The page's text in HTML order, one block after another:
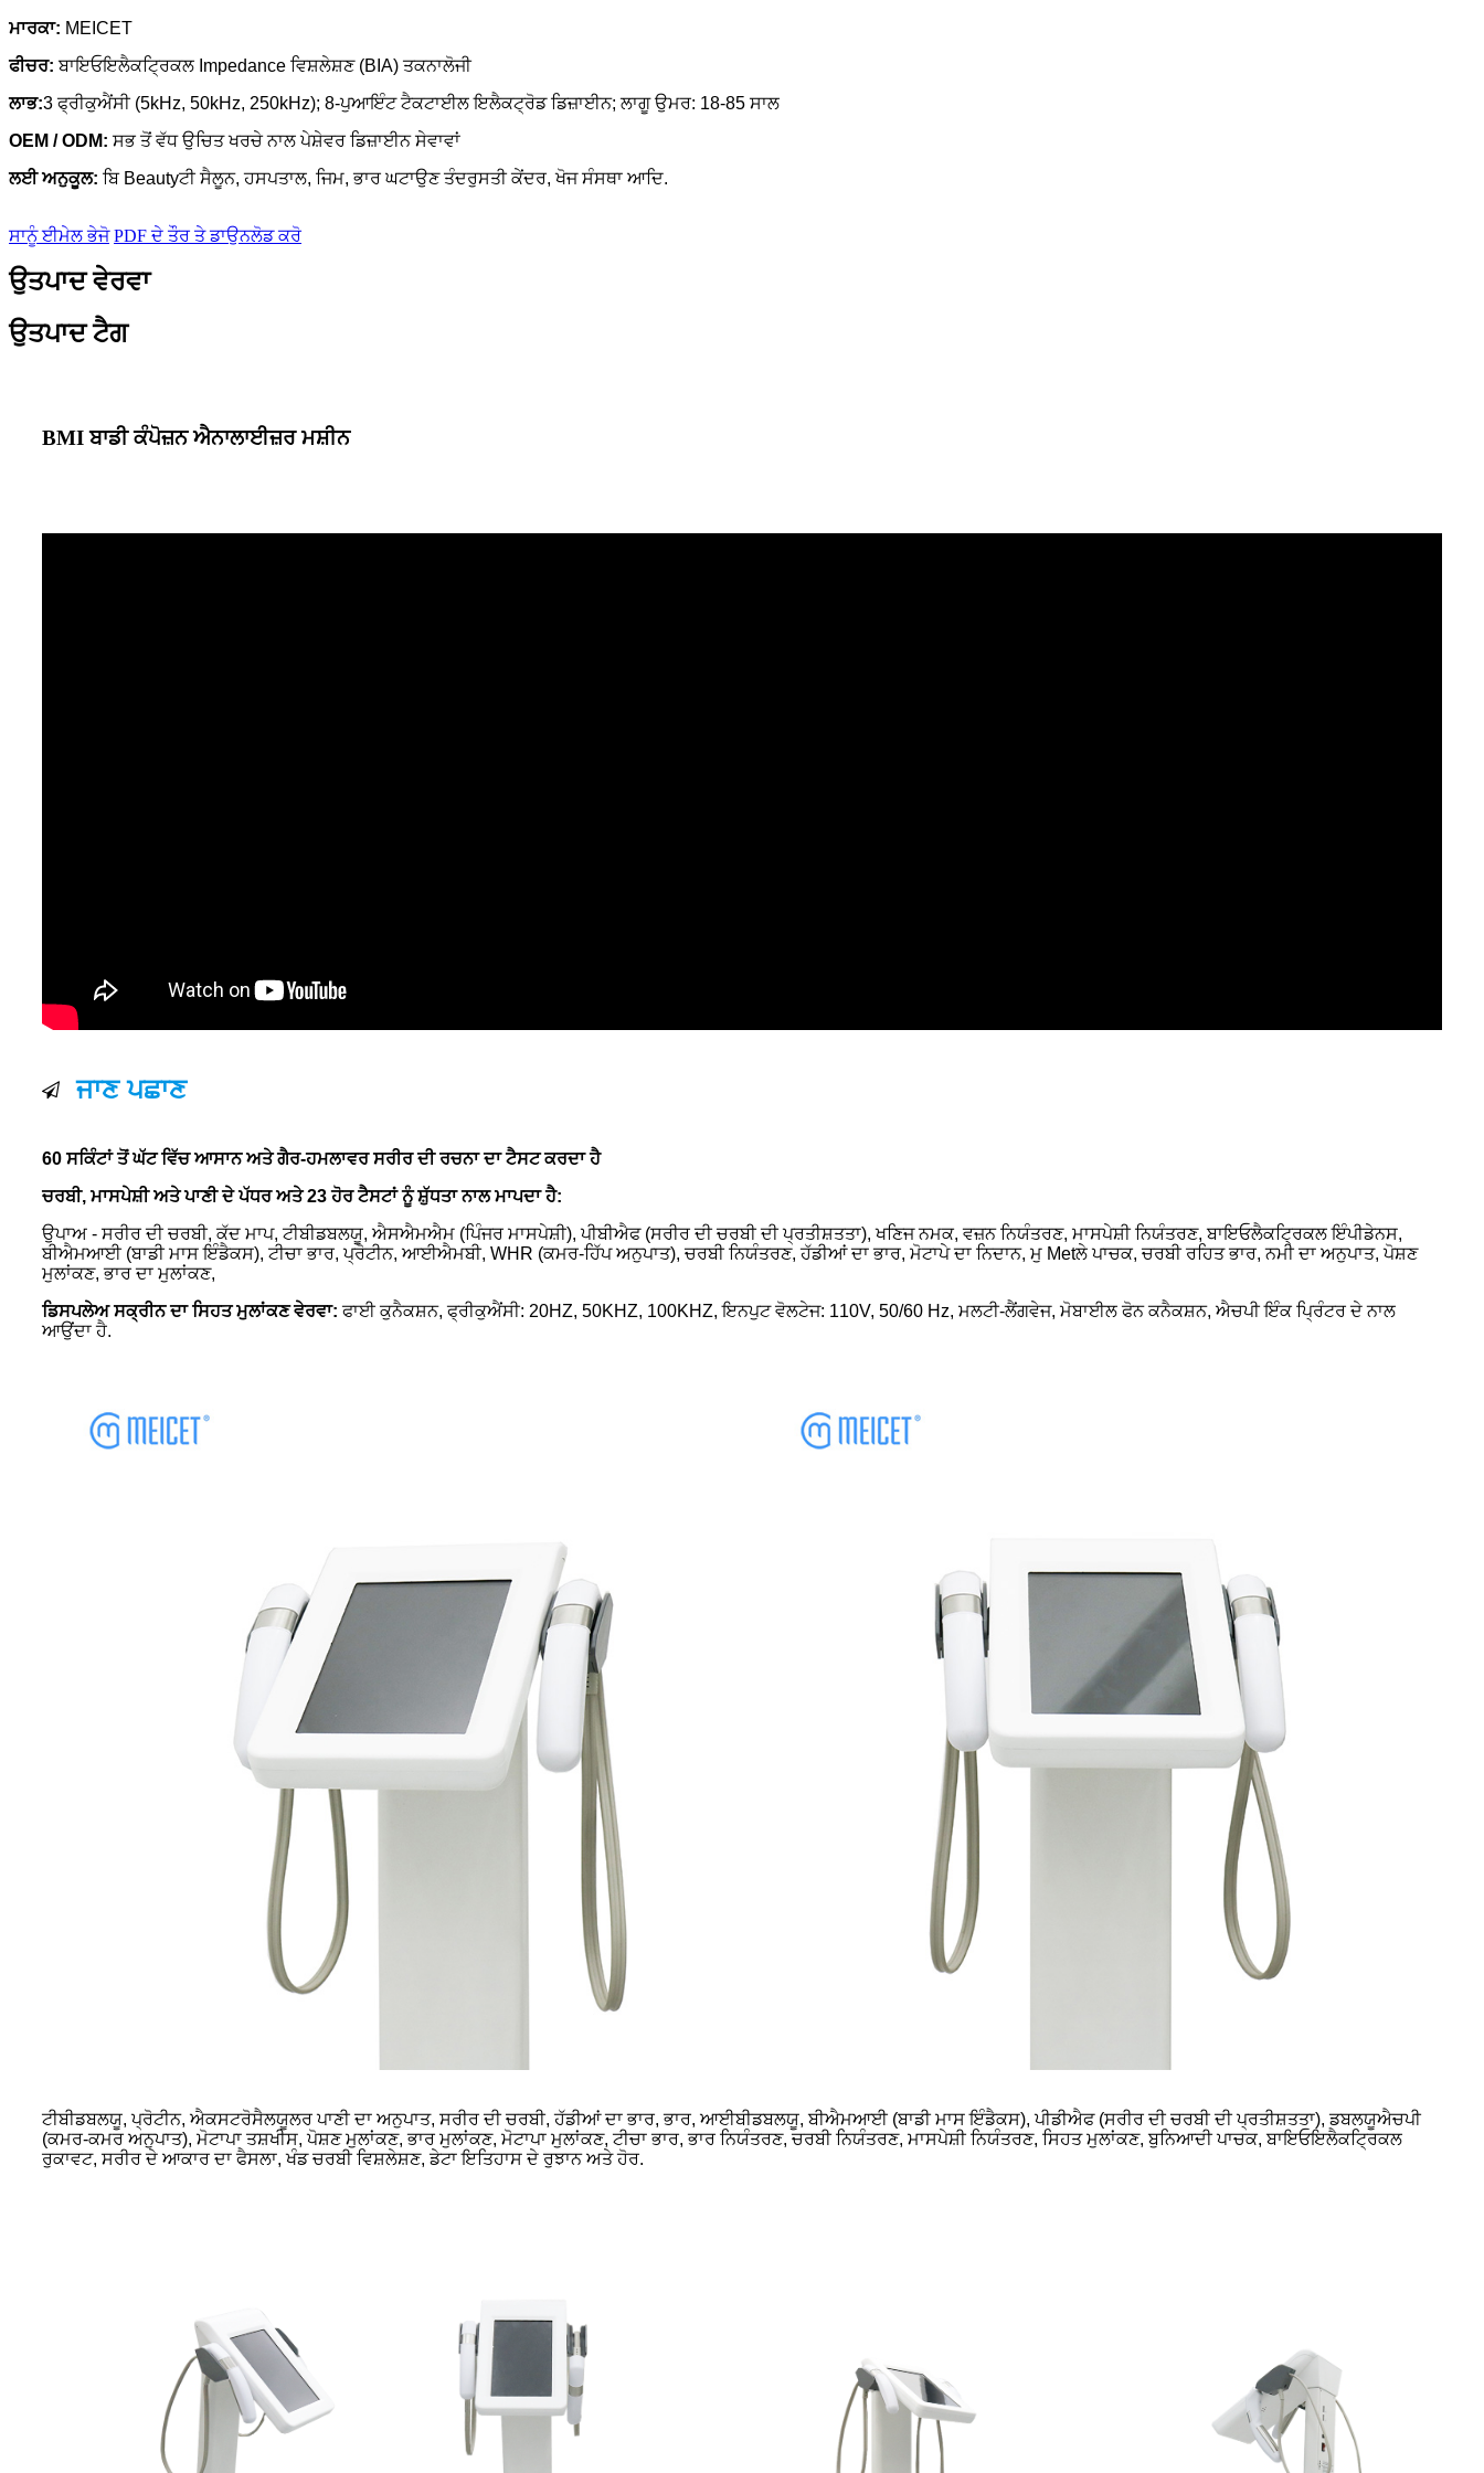
ਮਾਰਕਾ: MEICET
ਫੀਚਰ: ਬਾਇਓਇਲੈਕਟ੍ਰਿਕਲ Impedance ਵਿਸ਼ਲੇਸ਼ਣ (BIA) ਤਕਨਾਲੋਜੀ
ਲਾਭ:3 ਫ੍ਰੀਕੁਐਂਸੀ (5kHz, 50kHz, 250kHz); 8-ਪੁਆਇੰਟ ਟੈਕਟਾਈਲ ਇਲੈਕਟ੍ਰੋਡ ਡਿਜ਼ਾਈਨ; ਲਾਗੂ ਉਮਰ: 18-85 ਸਾਲ
OEM / ODM: ਸਭ ਤੋਂ ਵੱਧ ਉਚਿਤ ਖਰਚੇ ਨਾਲ ਪੇਸ਼ੇਵਰ ਡਿਜ਼ਾਈਨ ਸੇਵਾਵਾਂ
ਲਈ ਅਨੁਕੂਲ: ਬਿ Beautyਟੀ ਸੈਲੂਨ, ਹਸਪਤਾਲ, ਜਿਮ, ਭਾਰ ਘਟਾਉਣ ਤੰਦਰੁਸਤੀ ਕੇਂਦਰ, ਖੋਜ ਸੰਸਥਾ ਆਦਿ.
ਸਾਨੂੰ ਈਮੇਲ ਭੇਜੋ PDF ਦੇ ਤੌਰ ਤੇ ਡਾਉਨਲੋਡ ਕਰੋ
ਉਤਪਾਦ ਵੇਰਵਾ
ਉਤਪਾਦ ਟੈਗ
BMI ਬਾਡੀ ਕੰਪੋਜ਼ਨ ਐਨਾਲਾਈਜ਼ਰ ਮਸ਼ੀਨ
ਜਾਣ ਪਛਾਣ
60 ਸਕਿੰਟਾਂ ਤੋਂ ਘੱਟ ਵਿੱਚ ਆਸਾਨ ਅਤੇ ਗੈਰ-ਹਮਲਾਵਰ ਸਰੀਰ ਦੀ ਰਚਨਾ ਦਾ ਟੈਸਟ ਕਰਦਾ ਹੈ
ਚਰਬੀ, ਮਾਸਪੇਸ਼ੀ ਅਤੇ ਪਾਣੀ ਦੇ ਪੱਧਰ ਅਤੇ 23 ਹੋਰ ਟੈਸਟਾਂ ਨੂੰ ਸ਼ੁੱਧਤਾ ਨਾਲ ਮਾਪਦਾ ਹੈ:
ਉਪਾਅ - ਸਰੀਰ ਦੀ ਚਰਬੀ, ਕੱਦ ਮਾਪ, ਟੀਬੀਡਬਲਯੂ, ਐਸਐਮਐਮ (ਪਿੰਜਰ ਮਾਸਪੇਸ਼ੀ), ਪੀਬੀਐਫ (ਸਰੀਰ ਦੀ ਚਰਬੀ ਦੀ ਪ੍ਰਤੀਸ਼ਤਤਾ), ਖਣਿਜ ਨਮਕ, ਵਜ਼ਨ ਨਿਯੰਤਰਣ, ਮਾਸਪੇਸ਼ੀ ਨਿਯੰਤਰਣ, ਬਾਇਓਲੈਕਟ੍ਰਿਕਲ ਇੰਪੀਡੇਨਸ,
ਬੀਐਮਆਈ (ਬਾਡੀ ਮਾਸ ਇੰਡੈਕਸ), ਟੀਚਾ ਭਾਰ, ਪ੍ਰੋਟੀਨ, ਆਈਐਮਬੀ, WHR (ਕਮਰ-ਹਿੱਪ ਅਨੁਪਾਤ), ਚਰਬੀ ਨਿਯੰਤਰਣ, ਹੱਡੀਆਂ ਦਾ ਭਾਰ, ਮੋਟਾਪੇ ਦਾ ਨਿਦਾਨ, ਮੁ Metਲੇ ਪਾਚਕ, ਚਰਬੀ ਰਹਿਤ ਭਾਰ, ਨਮੀ ਦਾ ਅਨੁਪਾਤ, ਪੋਸ਼ਣ
ਮੁਲਾਂਕਣ, ਭਾਰ ਦਾ ਮੁਲਾਂਕਣ,
ਡਿਸਪਲੇਅ ਸਕ੍ਰੀਨ ਦਾ ਸਿਹਤ ਮੁਲਾਂਕਣ ਵੇਰਵਾ: ਫਾਈ ਕੁਨੈਕਸ਼ਨ, ਫ੍ਰੀਕੁਐਂਸੀ: 20HZ, 50KHZ, 100KHZ, ਇਨਪੁਟ ਵੋਲਟੇਜ: 110V, 50/60 Hz, ਮਲਟੀ-ਲੈਂਗਵੇਜ, ਮੋਬਾਈਲ ਫੋਨ ਕਨੈਕਸ਼ਨ, ਐਚਪੀ ਇੰਕ ਪ੍ਰਿੰਟਰ ਦੇ ਨਾਲ
ਆਉਂਦਾ ਹੈ.
ਟੀਬੀਡਬਲਯੂ, ਪ੍ਰੋਟੀਨ, ਐਕਸਟਰੋਸੈਲਯੂਲਰ ਪਾਣੀ ਦਾ ਅਨੁਪਾਤ, ਸਰੀਰ ਦੀ ਚਰਬੀ, ਹੱਡੀਆਂ ਦਾ ਭਾਰ, ਭਾਰ, ਆਈਬੀਡਬਲਯੂ, ਬੀਐਮਆਈ (ਬਾਡੀ ਮਾਸ ਇੰਡੈਕਸ), ਪੀਡੀਐਫ (ਸਰੀਰ ਦੀ ਚਰਬੀ ਦੀ ਪ੍ਰਤੀਸ਼ਤਤਾ), ਡਬਲਯੂਐਚਪੀ
(ਕਮਰ-ਕਮਰ ਅਨੁਪਾਤ), ਮੋਟਾਪਾ ਤਸ਼ਖੀਸ, ਪੋਸ਼ਣ ਮੁਲਾਂਕਣ, ਭਾਰ ਮੁਲਾਂਕਣ, ਮੋਟਾਪਾ ਮੁਲਾਂਕਣ, ਟੀਚਾ ਭਾਰ, ਭਾਰ ਨਿਯੰਤਰਣ, ਚਰਬੀ ਨਿਯੰਤਰਣ, ਮਾਸਪੇਸ਼ੀ ਨਿਯੰਤਰਣ, ਸਿਹਤ ਮੁਲਾਂਕਣ, ਬੁਨਿਆਦੀ ਪਾਚਕ, ਬਾਇਓਇਲੈਕਟ੍ਰਿਕਲ
ਰੁਕਾਵਟ, ਸਰੀਰ ਦੇ ਆਕਾਰ ਦਾ ਫੈਸਲਾ, ਖੰਡ ਚਰਬੀ ਵਿਸ਼ਲੇਸ਼ਣ, ਡੇਟਾ ਇਤਿਹਾਸ ਦੇ ਰੁਝਾਨ ਅਤੇ ਹੋਰ.